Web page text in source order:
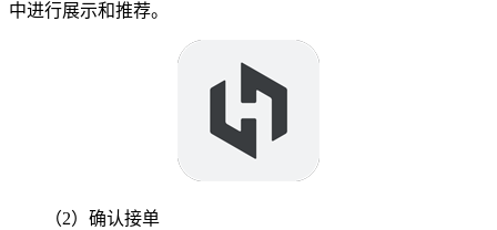
中进行展示和推荐。
（2）确认接单